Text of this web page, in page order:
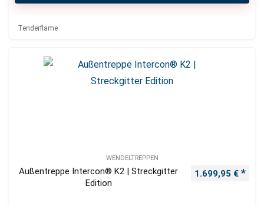
Tenderflame
WENDELTREPPEN
Außentreppe Intercon® K2 | Streckgitter
Edition
1.699,95 €